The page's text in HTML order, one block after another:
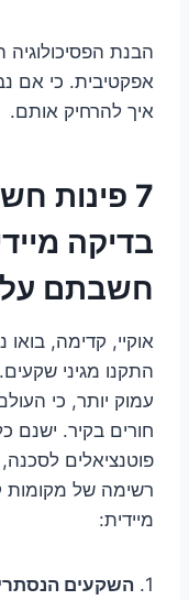
הבנת
אפקטיבית. כי אם
איך להרחיק אותם.
7 פינות
בדיקה
חשבתם
אוקיי, קדימה, בואו
התקנו מגיני
עמוק יותר, כי
חורים בקיר. ישנם
פוטנציאלים
רשימה של מקומות
מיידית:
1. השקעים